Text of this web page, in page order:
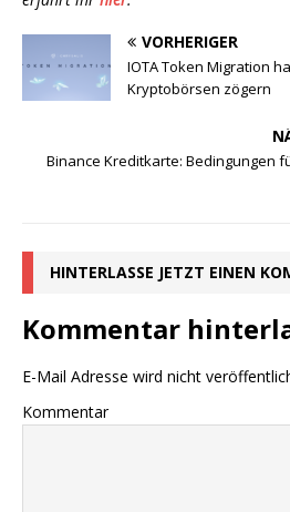
VORHERIGER
IOTA Token Migration
Kryptobörsen zögern
Binance Kreditkarte: Bedingungen
HINTERLASSE JETZT EINEN
Kommentar
E-Mail Adresse wird nicht
Kommentar